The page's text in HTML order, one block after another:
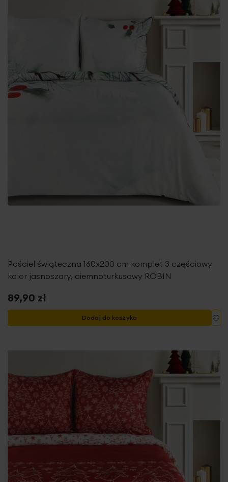
Pościel świąteczna 160x200 cm komplet 3 częściowy
kolor jasnoszary, ciemnoturkusowy ROBIN
89,90 zł
Dodaj do koszyka